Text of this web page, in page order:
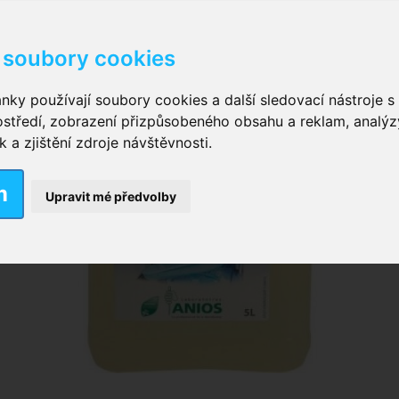
cookies
používají soubory cookies a další sledovací nástroje s
zobrazení přizpůsobeného obsahu a reklam,
a zjištění zdroje návštěvnosti.
Upravit mé předvolby
kalhotky zalepovací ,Inkontinenční kalhotky
vložky pro muže
plavky,Dámské inkontinenční plavky